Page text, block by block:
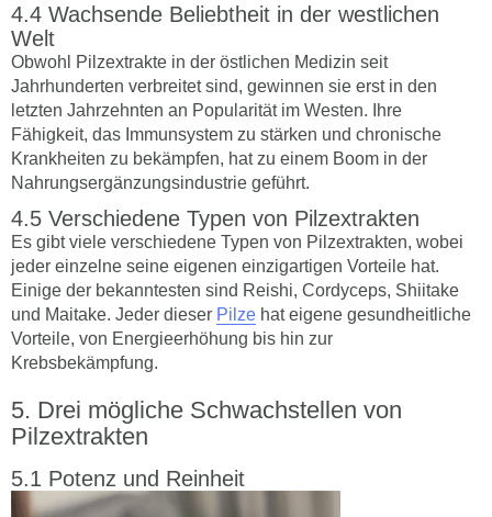
Wachsende Beliebtheit in der westlichen
Welt
Obwohl Pilzextrakte in der östlichen Medizin seit
Jahrhunderten verbreitet sind, gewinnen sie erst in den
letzten Jahrzehnten an Popularität im Westen. Ihre
Fähigkeit, das Immunsystem zu stärken und chronische
Krankheiten zu bekämpfen, hat zu einem Boom in der
Nahrungsergänzungsindustrie geführt.
Verschiedene Typen von Pilzextrakten
Es gibt viele verschiedene Typen von Pilzextrakten, wobei
jeder einzelne seine eigenen einzigartigen Vorteile hat.
Einige der bekanntesten sind Reishi, Cordyceps, Shiitake
und Maitake. Jeder dieser Pilze hat eigene gesundheitliche
Vorteile, von Energieerhöhung bis hin zur
Krebsbekämpfung.
Drei mögliche Schwachstellen von
Pilzextrakten
Potenz und Reinheit